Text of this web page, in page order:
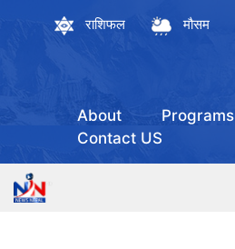
राशिफल मौसम
About Programs
Contact US